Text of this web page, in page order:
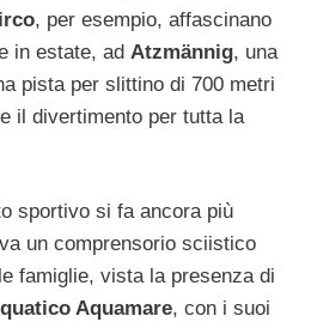
, per esempio, affascinano
in estate, ad Atzmännig, una
pista per slittino di 700 metri
il divertimento per tutta la
sportivo si fa ancora più
un comprensorio sciistico
famiglie, vista la presenza di
Aquamare, con i suoi